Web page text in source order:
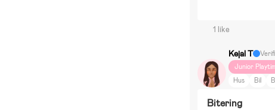
1 like
Kejal T
Junior
Hus
Bil
Bitering